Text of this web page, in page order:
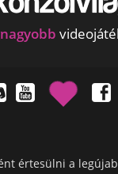
értesülni a